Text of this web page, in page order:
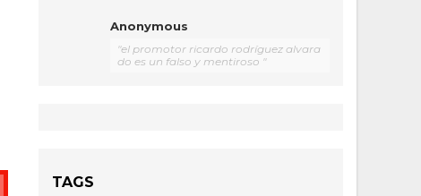
Anonymous
"el promotor ricardo rodríguez alvara
do es un falso y mentiroso "
TAGS